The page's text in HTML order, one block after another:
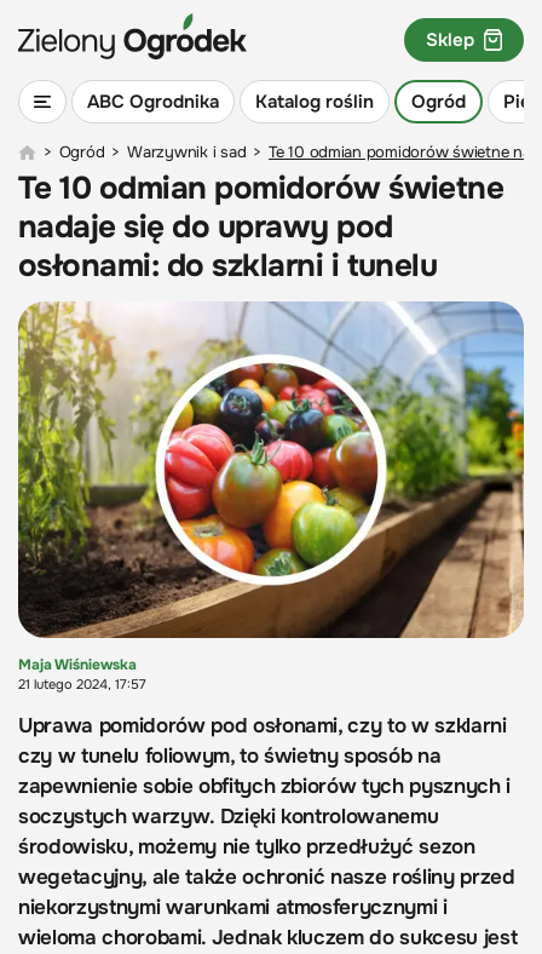
ABC Ogrodnika Katalog roślin Ogród
Sklep
> Ogród > Warzywnik i sad > Te 10 odmian pomidorów świetne
Te 10 odmian pomidorów świetne
nadaje się do uprawy pod
osłonami: do szklarni i tunelu
Maja Wiśniewska
21 lutego 2024, 17:57
Uprawa pomidorów pod osłonami, czy to w szklarni
czy w tunelu foliowym, to świetny sposób na
zapewnienie sobie obfitych zbiorów tych pysznych i
soczystych warzyw. Dzięki kontrolowanemu
środowisku, możemy nie tylko przedłużyć sezon
wegetacyjny, ale także ochronić nasze rośliny przed
niekorzystnymi warunkami atmosferycznymi i
wieloma chorobami. Jednak kluczem do sukcesu jest